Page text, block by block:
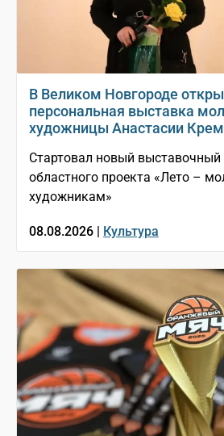
В Великом Новгороде
персональная выставка
художницы Анастасии
Стартовал новый выставочный
областного проекта «Лето –
художникам»
08.08.2026 | Культура